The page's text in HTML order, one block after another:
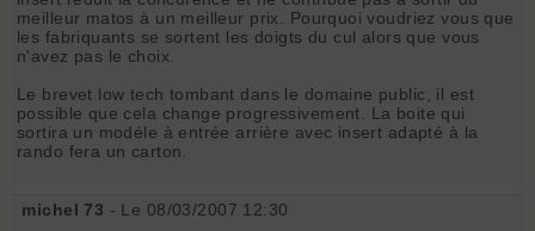
meilleur matos à un meilleur prix. Pourquoi voudriez vous que
les fabriquants se sortent les doigts du cul alors que vous
n'avez pas le choix.
Le brevet low tech tombant dans le domaine public, il est
possible que cela change progressivement. La boite qui
sortira un modéle à entrée arrière avec insert adapté à la
rando fera un carton.
michel 73 - Le 08/03/2007 12:30